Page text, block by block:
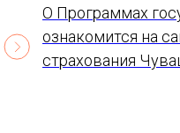
О Программах
ознакомится на
страхования